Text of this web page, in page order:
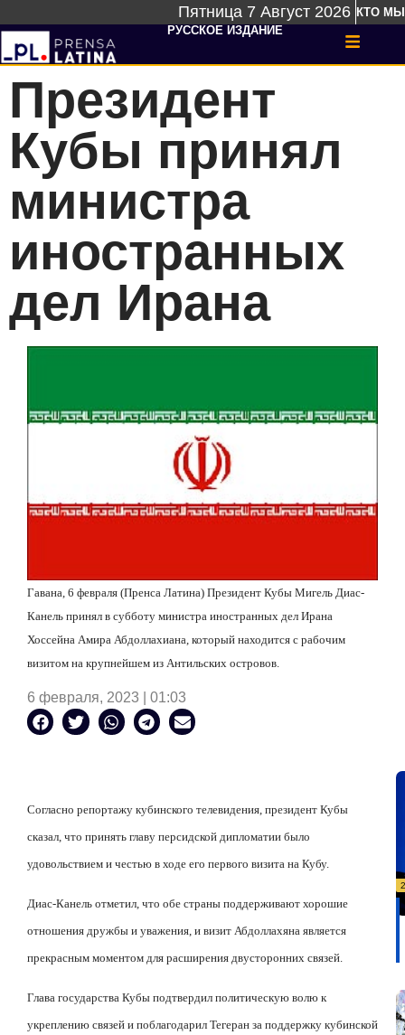
Пятница 7 Август 2026 КТО МЫ
РУССКОЕ ИЗДАНИЕ
Президент
Кубы принял
министра
иностранных
дел Ирана
Гавана, 6 февраля (Пренса Латина) Президент Кубы Мигель Диас-
Канель принял в субботу министра иностранных дел Ирана
Хоссейна Амира Абдоллахиана, который находится с рабочим
визитом на крупнейшем из Антильских островов.
6 февраля, 2023 | 01:03
Согласно репортажу кубинского телевидения, президент Кубы
сказал, что принять главу персидской дипломатии было
удовольствием и честью в ходе его первого визита на Кубу.
Диас-Канель отметил, что обе страны поддерживают хорошие
отношения дружбы и уважения, и визит Абдоллахяна является
прекрасным моментом для расширения двусторонних связей.
Глава государства Кубы подтвердил политическую волю к
укреплению связей и поблагодарил Тегеран за поддержку кубинской